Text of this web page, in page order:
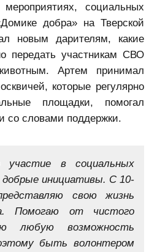
социальных
добра» на Тверской
новым дарителям, какие
передать участникам СВО
Артем принимал
которые регулярно
площадки, помогал
со словами поддержки.
в социальных
добрые инициативы. С 10-
свою жизнь
Помогаю от чистого
любую возможность
быть волонтером